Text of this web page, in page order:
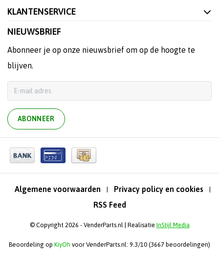
KLANTENSERVICE
NIEUWSBRIEF
Abonneer je op onze nieuwsbrief om op de hoogte te
blijven.
ABONNEER
Algemene voorwaarden | Privacy policy en cookies |
RSS Feed
© Copyright 2026 - VenderParts.nl | Realisatie InStijl Media
Beoordeling op KiyOh voor VenderParts.nl: 9.3/10 (3667 beoordelingen)